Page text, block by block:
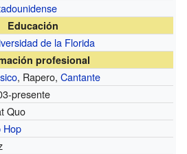
Educación
de la Florida
profesional
, Rapero,Cantante
presente
Quo
Hop